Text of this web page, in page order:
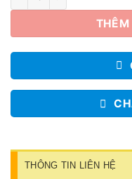
THÊM
THÔNG TIN LIÊN HỆ